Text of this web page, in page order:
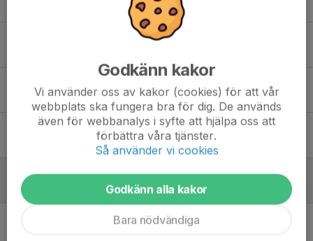
0
Spartans värvar meriterad QB från rivalen
4 feb 2021 1
Spartans i Superserien 2021
29 dec 2020 0
Den perfekta säsongen
12 nov 2020 0
Kom och spela med Spartans damlag
Godkänn kakor
Vi använder oss av kakor (cookies) för att vår
webbplats ska fungera bra för dig. De används
även för webbanalys i syfte att hjälpa oss att
förbättra våra tjänster.
Så använder vi cookies
Godkänn alla kakor
Bara nödvändiga